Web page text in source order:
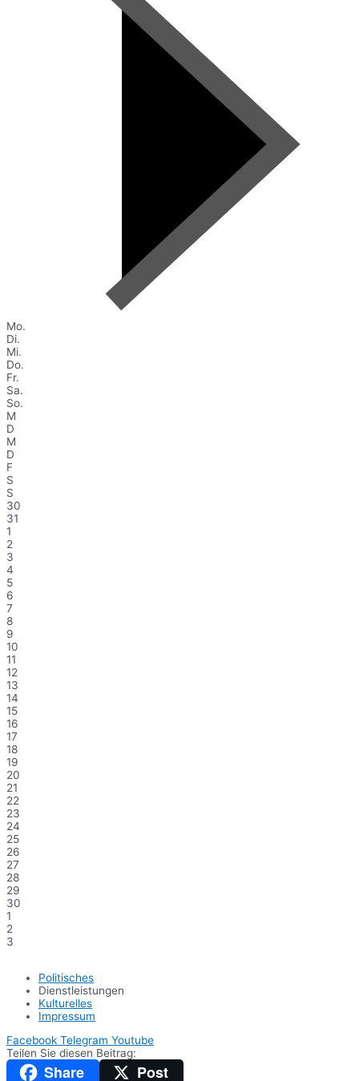
Mo.
Di.
Mi.
Do.
Fr.
Sa.
So.
M
D
M
D
F
S
S
30
31
1
2
3
4
5
6
7
8
9
10
11
12
13
14
15
16
17
18
19
20
21
22
23
24
25
26
27
28
29
30
1
2
3
Politisches
Dienstleistungen
Kulturelles
Impressum
Facebook Telegram Youtube
Teilen Sie diesen Beitrag:
Share Post